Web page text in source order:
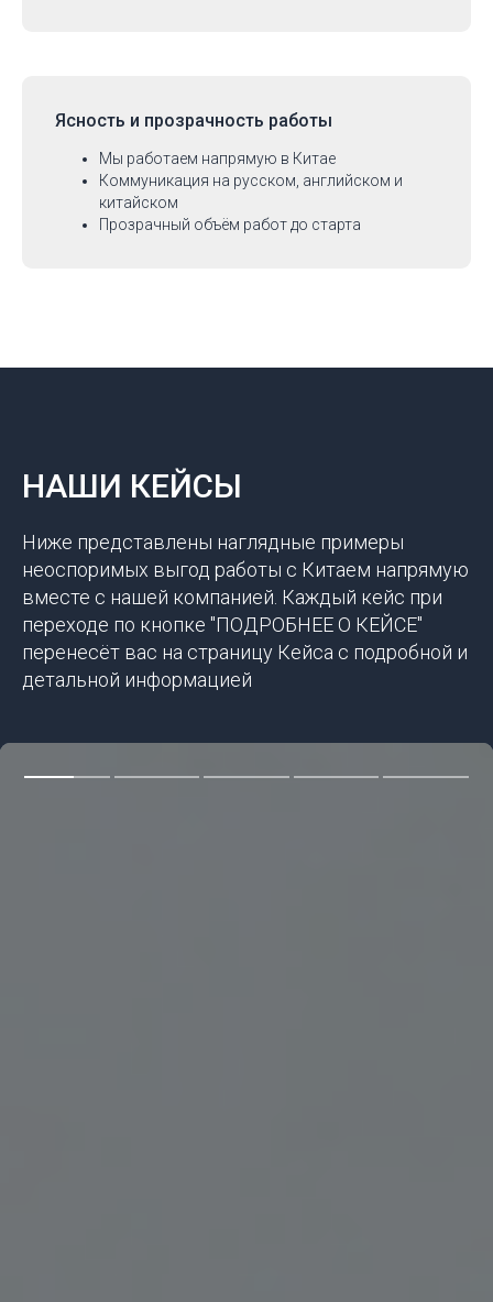
Ясность и прозрачность работы
Мы работаем напрямую в Китае
Коммуникация на русском, английском и
китайском
Прозрачный объём работ до старта
НАШИ КЕЙСЫ
Ниже представлены наглядные примеры
неоспоримых выгод работы с Китаем напрямую
вместе с нашей компанией. Каждый кейс при
переходе по кнопке "ПОДРОБНЕЕ О КЕЙСЕ"
перенесёт вас на страницу Кейса с подробной и
детальной информацией